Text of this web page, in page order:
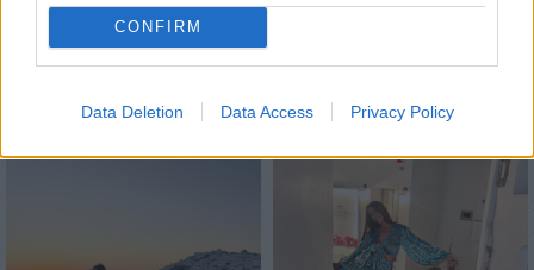
CONFIRM
Data Deletion Data Access Privacy Policy
Σχετικά προϊόντα
SOLD OUT